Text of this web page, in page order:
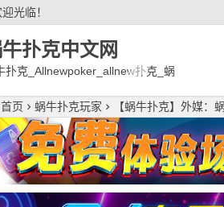
光临！
扑克中文网
扑克_Allnewpoker_allnew扑克_蜗
首页 蜗牛扑克玩家 【蜗牛扑克】外媒：